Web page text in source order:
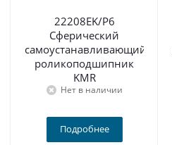
22208EK/P6
Сферический
самоустанавливающийся
роликоподшипник
KMR
Нет в наличии
Подробнее